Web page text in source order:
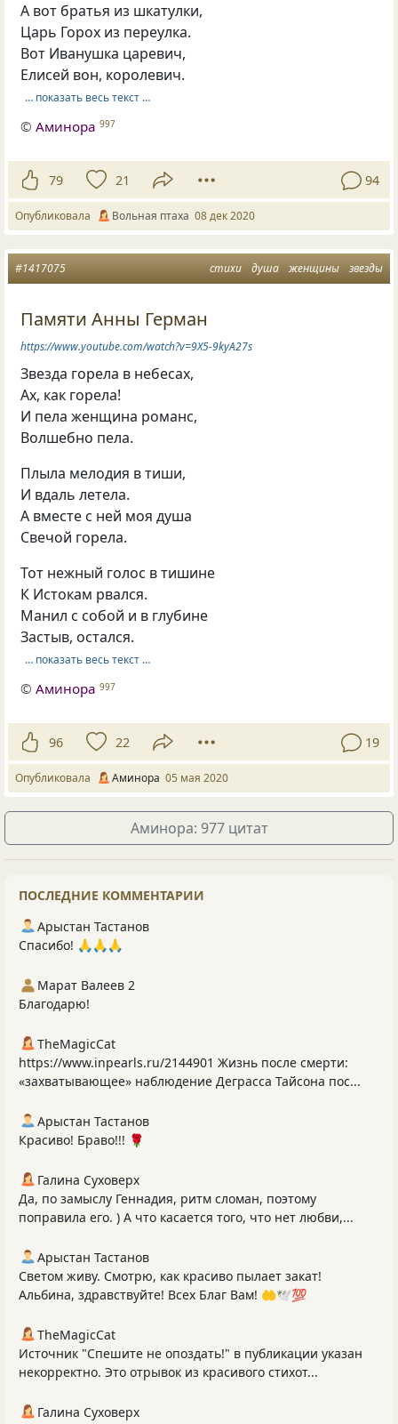
А вот братья из шкатулки,
Царь Горох из переулка.
Вот Иванушка царевич,
Елисей вон, королевич.
… показать весь текст …
©Аминора 997
79 21 94
Опубликовала Вольная птаха 08 дек 2020
стихи душа женщины звезды
#1417075
Памяти Анны Герман
https://www.youtube.com/watch?v=9X5-9kyA27s
Звезда горела в небесах,
Ах, как горела!
И пела женщина романс,
Волшебно пела.
Плыла мелодия в тиши,
И вдаль летела.
А вместе с ней моя душа
Свечой горела.
Тот нежный голос в тишине
К Истокам рвался.
Манил с собой и в глубине
Застыв, остался.
… показать весь текст …
©Аминора 997
96 22 19
Опубликовала Аминора 05 мая 2020
Аминора: 977 цитат
ПОСЛЕДНИЕ КОММЕНТАРИИ
Арыстан Тастанов
Спасибо! 🙏🙏🙏
Марат Валеев 2
Благодарю!
TheMagicCat
https://www.inpearls.ru/2144901 Жизнь после смерти:
«захватывающее» наблюдение Деграсса Тайсона пос...
Арыстан Тастанов
Красиво! Браво!!! 🌹
Галина Суховерх
Да, по замыслу Геннадия, ритм сломан, поэтому
поправила его. ) А что касается того, что нет любви,...
Арыстан Тастанов
Светом живу. Смотрю, как красиво пылает закат!
Альбина, здравствуйте! Всех Благ Вам! 🤲🕊️💯
TheMagicCat
Источник "Спешите не опоздать!" в публикации указан
некорректно. Это отрывок из красивого стихот...
Галина Суховерх